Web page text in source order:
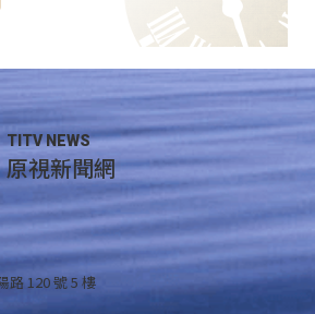
TITV NEWS
原視新聞網
路 120 號 5 樓